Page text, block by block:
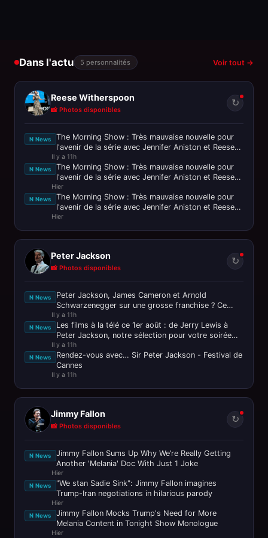
Dans l'actu 5 personnalités Voir tout →
Reese Witherspoon
📸 Photos disponibles
↻
N News
The Morning Show : Très mauvaise nouvelle pour
l'avenir de la série avec Jennifer Aniston et Reese
Witherspoon
Il y a 11h
N News
The Morning Show : Très mauvaise nouvelle pour
l'avenir de la série avec Jennifer Aniston et Reese
Witherspoon
Hier
N News
The Morning Show : Très mauvaise nouvelle pour
l'avenir de la série avec Jennifer Aniston et Reese
Witherspoon
Hier
Peter Jackson
📸 Photos disponibles
↻
N News
Peter Jackson, James Cameron et Arnold
Schwarzenegger sur une grosse franchise ? Ce
n’est pas passé loin !
Il y a 11h
N News
Les films à la télé ce 1er août : de Jerry Lewis à
Peter Jackson, notre sélection pour votre soirée
ciné
Il y a 11h
N News
Rendez-vous avec… Sir Peter Jackson - Festival de
Cannes
Il y a 11h
Jimmy Fallon
📸 Photos disponibles
↻
N News
Jimmy Fallon Sums Up Why We’re Really Getting
Another 'Melania' Doc With Just 1 Joke
Hier
N News
"We stan Sadie Sink": Jimmy Fallon imagines
Trump-Iran negotiations in hilarious parody
Hier
N News
Jimmy Fallon Mocks Trump's Need for More
Melania Content in Tonight Show Monologue
Hier